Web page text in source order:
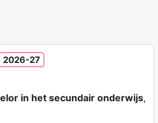
2026-27
in het secundair onderwijs,